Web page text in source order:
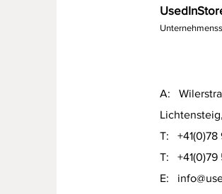
CHF 750.00
A:
T: +41(0)78
T: +41(0)79
​E: